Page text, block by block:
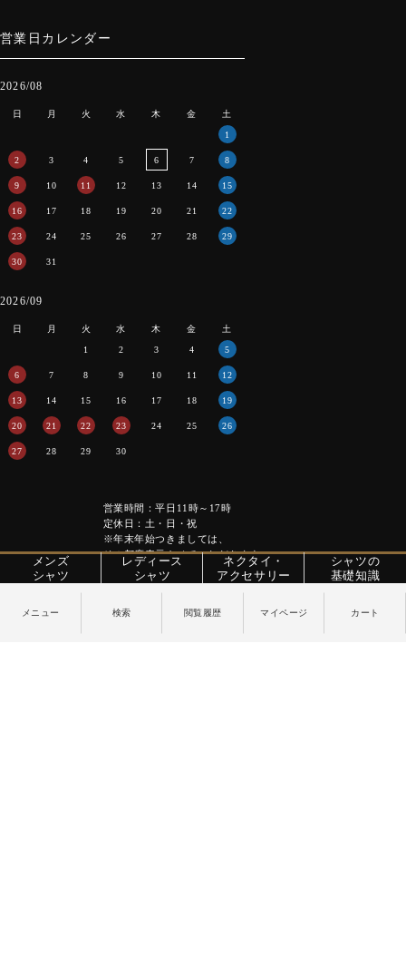
メンズ
シャツ
レディース
シャツ
ネクタイ・
アクセサリー
シャツの
基礎知識
PAGE TOP
営業日カレンダー
2026/08
日 月 火 水 木 金 土
1
2 3 4 5 6 7 8
9 10 11 12 13 14 15
16 17 18 19 20 21 22
23 24 25 26 27 28 29
30 31
2026/09
日 月 火 水 木 金 土
1 2 3 4 5
6 7 8 9 10 11 12
13 14 15 16 17 18 19
20 21 22 23 24 25 26
27 28 29 30
営業時間：平日11時～17時
定休日：土・日・祝
※年末年始つきましては、
その都度表示させていただきます。
特定商取引法に関する表記 プライバシーポリシー
Copyright © YANAGIDA ORIMONO CO.LTD. All Rights Reserved.